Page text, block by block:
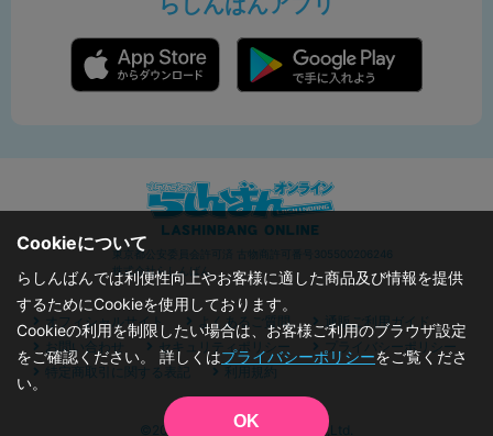
東京都公安委員会許可済 古物商許可番号305500206246
株式会社らしんばん
オフィシャルサイト よくあるご質問
通販ご利用ガイド
お問い合わせ
セキュリティポリシー
プライバシーポリシー
特定商取引に関する表記
利用規約
©2019 - 2026 Lashinbang Co.,Ltd.
Cookieについて
らしんばんでは利便性向上やお客様に適した商品及び情報を提供
するためにCookieを使用しております。
Cookieの利用を制限したい場合は、お客様ご利用のブラウザ設定
をご確認ください。 詳しくはプライバシーポリシーをご覧くださ
い。
OK